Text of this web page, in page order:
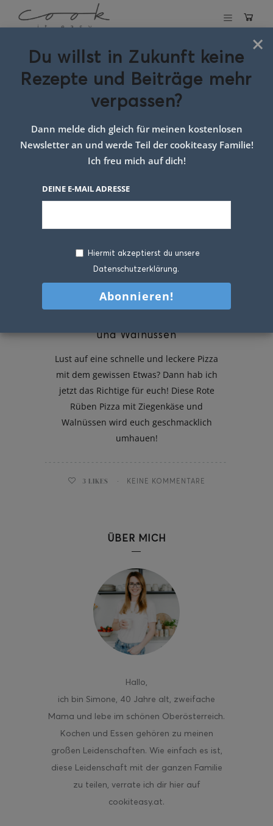
Schlagwort:roten
rüben pizza mit
ziegenkäse
und Walnüssen
Lust auf eine schnelle und leckere Pizza
mit dem gewissen Etwas? Dann hab ich
jetzt das Richtige für euch! Diese Rote
Rüben Pizza mit Ziegenkäse und
Walnüssen wird euch geschmacklich
umhauen!
3 LIKES KEINE KOMMENTARE
ÜBER MICH
Hallo,
ich bin Simone, 40 Jahre alt, zweifache
Mama und lebe im schönen Oberösterreich.
Kochen und Essen gehören zu meinen
großen Leidenschaften. Wie einfach es ist,
diese Leidenschaft mit der ganzen Familie
zu teilen, verrate ich dir hier auf
cookiteasy.at.
×
Du willst in Zukunft keine
Rezepte und Beiträge mehr
verpassen?
Dann melde dich gleich für meinen kostenlosen
Newsletter an und werde Teil der cookiteasy Familie!
Ich freu mich auf dich!
DEINE E-MAIL ADRESSE
Hiermit akzeptierst du unsere
Datenschutzerklärung.